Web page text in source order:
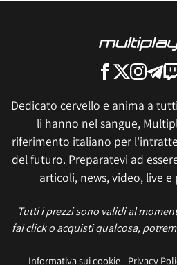
Dedicato cervello e anima a
li hanno nel sangue,
riferimento italiano per
del futuro. Preparatevi ad
articoli, news, video, live
Tutti i prezzi sono validi al
fai click o acquisti qualcosa,
Informativa sui cookie Privacy